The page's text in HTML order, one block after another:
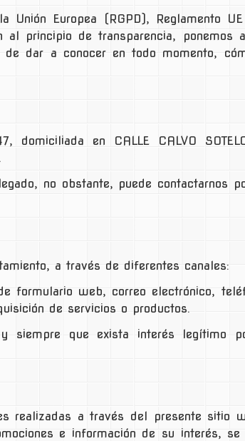
Europea (RGPD), Reglamento
principio de transparencia, ponemos
dar a conocer en todo momento,
, domiciliada en CALLE CALVO
.
no obstante, puede contactarnos
a través de diferentes canales:
formulario web, correo electrónico,
de servicios o productos.
que exista interés legítimo
realizadas a través del presente sitio
e información de su interés,